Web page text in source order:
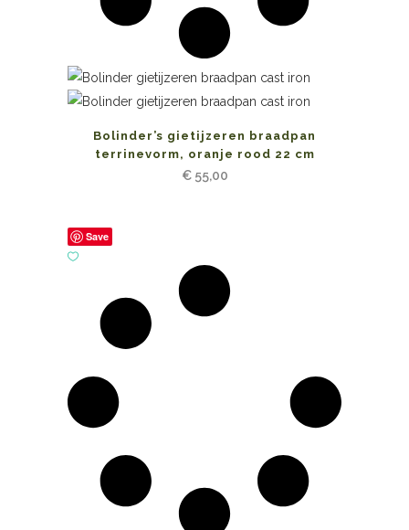
Bolinder’s gietijzeren braadpan
terrinevorm, oranje rood 22 cm
€55,00
Save